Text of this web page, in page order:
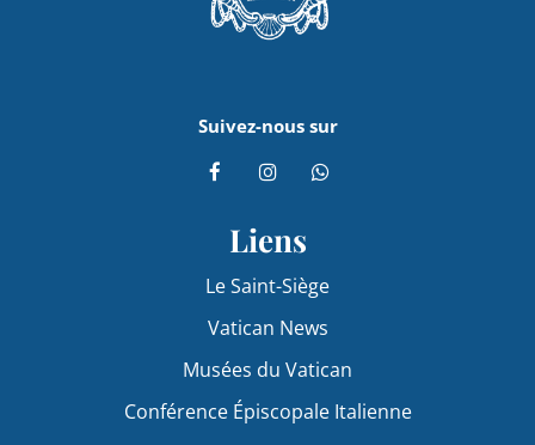
Suivez-nous sur
Liens
Le Saint-Siège
Vatican News
Musées du Vatican
Conférence Épiscopale Italienne